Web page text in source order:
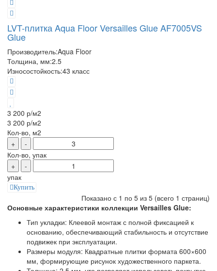
LVT-плитка Aqua Floor Versailles Glue AF7005VS
Glue
Производитель:Aqua Floor
Толщина, мм:2.5
Износостойкость:43 класс
3 200 р/м2
3 200 р/м2
Кол-во, м2
+
-
Кол-во, упак
+
-
упак
Купить
Показано с 1 по 5 из 5 (всего 1 страниц)
Основные характеристики коллекции Versailles Glue:
Тип укладки: Клеевой монтаж с полной фиксацией к
основанию, обеспечивающий стабильность и отсутствие
подвижек при эксплуатации.
Размеры модуля: Квадратные плитки формата 600×600
мм, формирующие рисунок художественного паркета.